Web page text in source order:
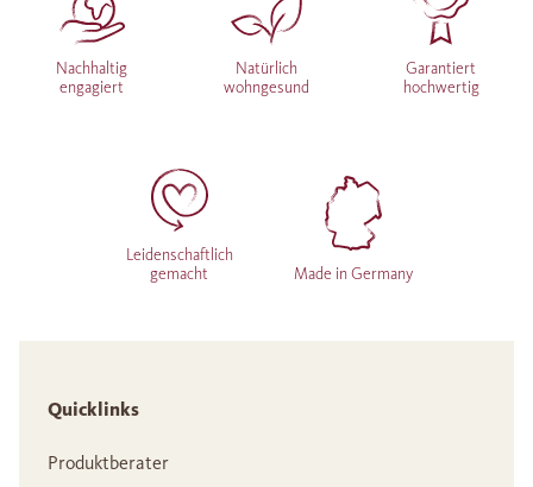
Nachhaltig
engagiert
Natürlich
wohngesund
Garantiert
hochwertig
Leidenschaftlich
gemacht
Made in Germany
Quicklinks
Produktberater